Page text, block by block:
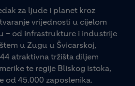
za ljude i planet kroz
vrijednosti u cijelom
– od infrastrukture i industrije
u Zugu u Švicarskoj,
atraktivna tržišta diljem
te regije Bliskog istoka,
od 45.000 zaposlenika.